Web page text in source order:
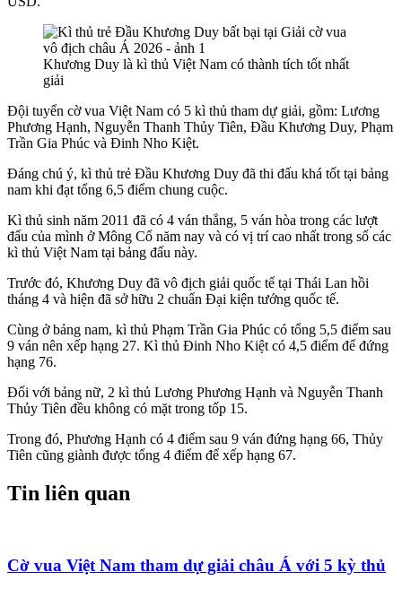
Khương Duy là kì thủ Việt Nam có thành tích tốt nhất
giải
Đội tuyển cờ vua Việt Nam có 5 kì thủ tham dự giải, gồm: Lương
Phương Hạnh, Nguyễn Thanh Thủy Tiên, Đầu Khương Duy, Phạm
Trần Gia Phúc và Đinh Nho Kiệt.
Đáng chú ý, kì thủ trẻ Đầu Khương Duy đã thi đấu khá tốt tại bảng
nam khi đạt tổng 6,5 điểm chung cuộc.
Kì thủ sinh năm 2011 đã có 4 ván thắng, 5 ván hòa trong các lượt
đấu của mình ở Mông Cổ năm nay và có vị trí cao nhất trong số các
kì thủ Việt Nam tại bảng đấu này.
Trước đó, Khương Duy đã vô địch giải quốc tế tại Thái Lan hồi
tháng 4 và hiện đã sở hữu 2 chuẩn Đại kiện tướng quốc tế.
Cùng ở bảng nam, kì thủ Phạm Trần Gia Phúc có tổng 5,5 điểm sau
9 ván nên xếp hạng 27. Kì thủ Đinh Nho Kiệt có 4,5 điểm để đứng
hạng 76.
Đối với bảng nữ, 2 kì thủ Lương Phương Hạnh và Nguyễn Thanh
Thủy Tiên đều không có mặt trong tốp 15.
Trong đó, Phương Hạnh có 4 điểm sau 9 ván đứng hạng 66, Thủy
Tiên cũng giành được tổng 4 điểm để xếp hạng 67.
Tin liên quan
Cờ vua Việt Nam tham dự giải châu Á với 5 kỳ thủ